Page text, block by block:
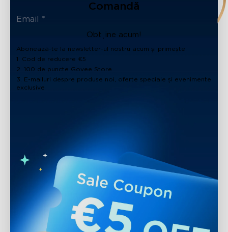
Comandă
Obține acum!
Abonează-te la newsletter-ul nostru acum și primește:
1. Cod de reducere €5
2. 100 de puncte Govee Store
3. E-mailuri despre produse noi, oferte speciale și evenimente
exclusive